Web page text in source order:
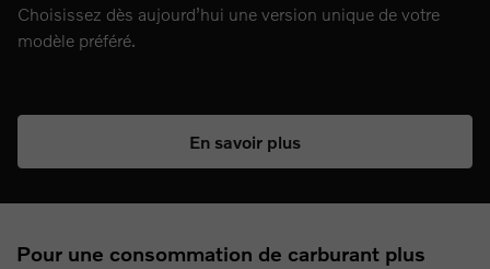
Choisissez dès aujourd’hui une version unique de votre
modèle préféré.
En savoir plus
Pour une consommation de carburant plus